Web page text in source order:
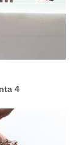
4